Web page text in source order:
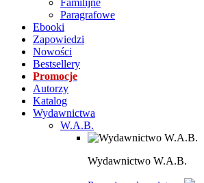
Familijne
Paragrafowe
Ebooki
Zapowiedzi
Nowości
Bestsellery
Promocje
Autorzy
Katalog
Wydawnictwa
W.A.B.
Wydawnictwo W.A.B.